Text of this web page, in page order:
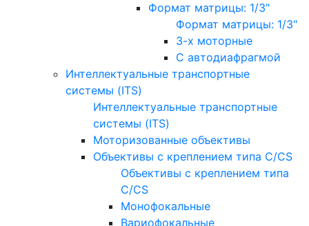
Формат матрицы: 1/3"
Формат матрицы: 1/3"
3-х моторные
С автодиафрагмой
Интеллектуальные транспортные
системы (ITS)
Интеллектуальные транспортные
системы (ITS)
Моторизованные объективы
Объективы с креплением типа C/CS
Объективы с креплением типа
C/CS
Монофокальные
Вариофокальные